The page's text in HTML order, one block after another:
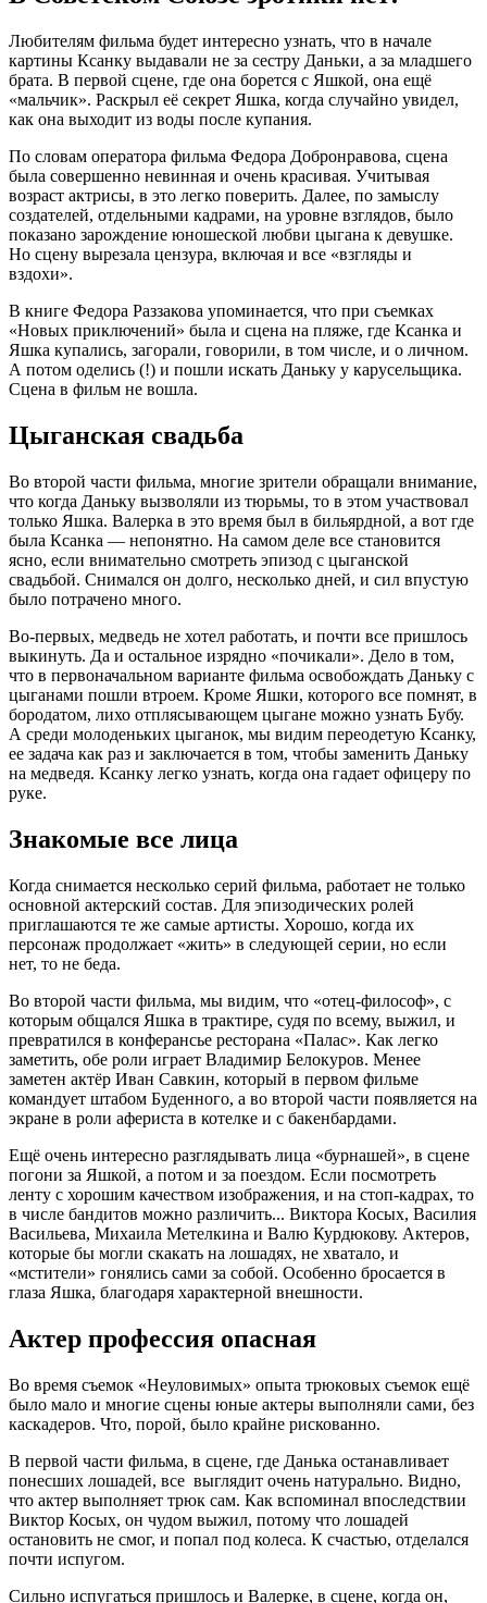
Любителям фильма будет интересно узнать, что в начале
картины Ксанку выдавали не за сестру Даньки, а за младшего
брата. В первой сцене, где она борется с Яшкой, она ещё
«мальчик». Раскрыл её секрет Яшка, когда случайно увидел,
как она выходит из воды после купания.
По словам оператора фильма Федора Добронравова, сцена
была совершенно невинная и очень красивая. Учитывая
возраст актрисы, в это легко поверить. Далее, по замыслу
создателей, отдельными кадрами, на уровне взглядов, было
показано зарождение юношеской любви цыгана к девушке.
Но сцену вырезала цензура, включая и все «взгляды и
вздохи».
В книге Федора Раззакова упоминается, что при съемках
«Новых приключений» была и сцена на пляже, где Ксанка и
Яшка купались, загорали, говорили, в том числе, и о личном.
А потом оделись (!) и пошли искать Даньку у карусельщика.
Сцена в фильм не вошла.
Цыганская свадьба
Во второй части фильма, многие зрители обращали внимание,
что когда Даньку вызволяли из тюрьмы, то в этом участвовал
только Яшка. Валерка в это время был в бильярдной, а вот где
была Ксанка — непонятно. На самом деле все становится
ясно, если внимательно смотреть эпизод с цыганской
свадьбой. Снимался он долго, несколько дней, и сил впустую
было потрачено много.
Во-первых, медведь не хотел работать, и почти все пришлось
выкинуть. Да и остальное изрядно «почикали». Дело в том,
что в первоначальном варианте фильма освобождать Даньку с
цыганами пошли втроем. Кроме Яшки, которого все помнят, в
бородатом, лихо отплясывающем цыгане можно узнать Бубу.
А среди молоденьких цыганок, мы видим переодетую Ксанку,
ее задача как раз и заключается в том, чтобы заменить Даньку
на медведя. Ксанку легко узнать, когда она гадает офицеру по
руке.
Знакомые все лица
Когда снимается несколько серий фильма, работает не только
основной актерский состав. Для эпизодических ролей
приглашаются те же самые артисты. Хорошо, когда их
персонаж продолжает «жить» в следующей серии, но если
нет, то не беда.
Во второй части фильма, мы видим, что «отец-философ», с
которым общался Яшка в трактире, судя по всему, выжил, и
превратился в конферансье ресторана «Палас». Как легко
заметить, обе роли играет Владимир Белокуров. Менее
заметен актёр Иван Савкин, который в первом фильме
командует штабом Буденного, а во второй части появляется на
экране в роли афериста в котелке и с бакенбардами.
Ещё очень интересно разглядывать лица «бурнашей», в сцене
погони за Яшкой, а потом и за поездом. Если посмотреть
ленту с хорошим качеством изображения, и на стоп-кадрах, то
в числе бандитов можно различить... Виктора Косых, Василия
Васильева, Михаила Метелкина и Валю Курдюкову. Актеров,
которые бы могли скакать на лошадях, не хватало, и
«мстители» гонялись сами за собой. Особенно бросается в
глаза Яшка, благодаря характерной внешности.
Актер профессия опасная
Во время съемок «Неуловимых» опыта трюковых съемок ещё
было мало и многие сцены юные актеры выполняли сами, без
каскадеров. Что, порой, было крайне рискованно.
В первой части фильма, в сцене, где Данька останавливает
понесших лошадей, все выглядит очень натурально. Видно,
что актер выполняет трюк сам. Как вспоминал впоследствии
Виктор Косых, он чудом выжил, потому что лошадей
остановить не смог, и попал под колеса. К счастью, отделался
почти испугом.
Сильно испугаться пришлось и Валерке, в сцене, когда он,